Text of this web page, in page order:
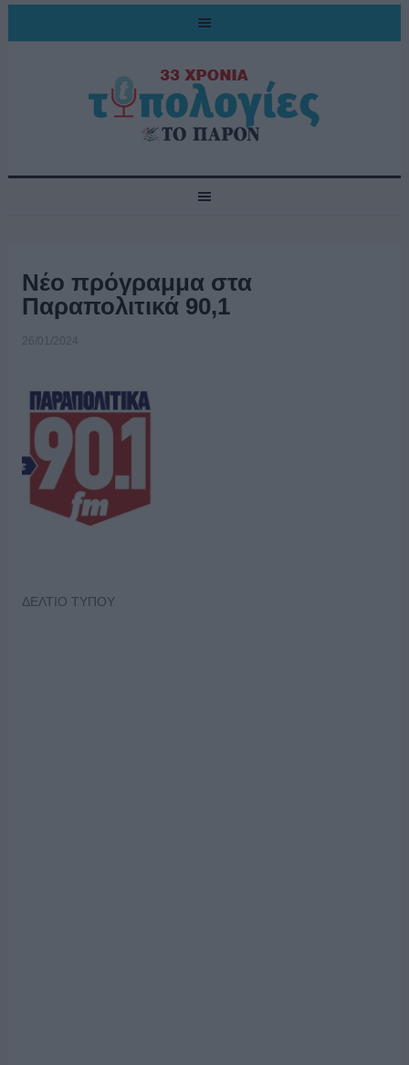
Νέο πρόγραμμα στα
Παραπολιτικά 90,1
26/01/2024
ΔΕΛΤΙΟ ΤΥΠΟΥ